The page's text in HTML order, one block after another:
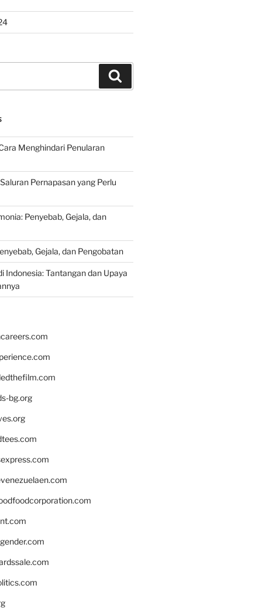
Menghindari Penularan
Pernapasan yang Perlu
Penyebab, Gejala, dan
Gejala, dan Pengobatan
Indonesia: Tantangan dan Upaya
bg.org